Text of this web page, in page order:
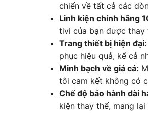
chiến về tất cả các
Linh kiện chính hãng
tivi của bạn được thay
Trang thiết bị hiện đại:
phục hiệu quả, kể cả
Minh bạch về giá cả:
tôi cam kết không có
Chế độ bảo hành dài
kiện thay thế, mang